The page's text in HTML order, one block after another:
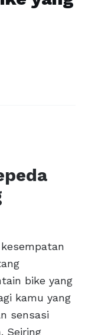
bike yang
kamu yang
sensasi
Seiring